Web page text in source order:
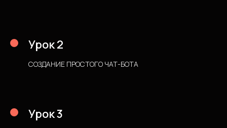
Урок 2
СОЗДАНИЕ ПРОСТОГО ЧАТ-БОТА
Урок 3